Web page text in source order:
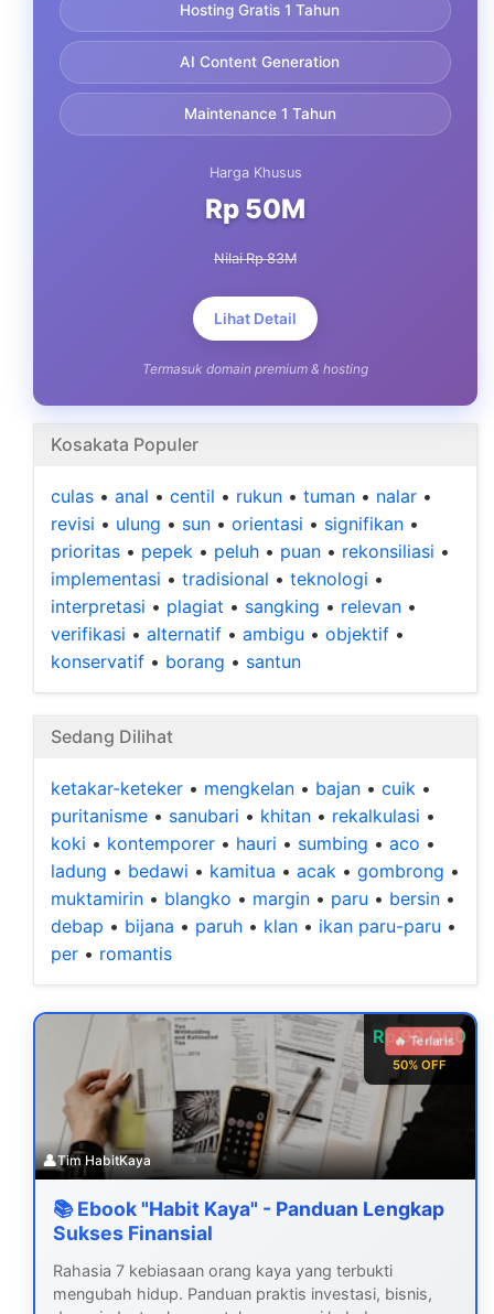
Hosting Gratis 1 Tahun
AI Content Generation
Maintenance 1 Tahun
Harga Khusus
Rp 50M
Nilai Rp 83M
Lihat Detail
Termasuk domain premium & hosting
Kosakata Populer
culas • anal • centil • rukun • tuman • nalar •
revisi • ulung • sun • orientasi • signifikan •
prioritas • pepek • peluh • puan • rekonsiliasi •
implementasi • tradisional • teknologi •
interpretasi • plagiat • sangking • relevan •
verifikasi • alternatif • ambigu • objektif •
konservatif • borang • santun
Sedang Dilihat
ketakar-keteker • mengkelan • bajan • cuik •
puritanisme • sanubari • khitan • rekalkulasi •
koki • kontemporer • hauri • sumbing • aco •
ladung • bedawi • kamitua • acak • gombrong •
muktamirin • blangko • margin • paru • bersin •
debap • bijana • paruh • klan • ikan paru-paru •
per • romantis
Rp 99.000
50% OFF
🔥 Terlaris
👤Tim HabitKaya
📚 Ebook "Habit Kaya" - Panduan Lengkap
Sukses Finansial
Rahasia 7 kebiasaan orang kaya yang terbukti
mengubah hidup. Panduan praktis investasi, bisnis,